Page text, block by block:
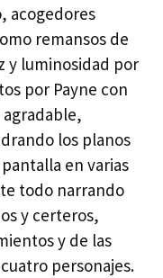
acogedores
remansos de
y luminosidad por
por Payne con
los planos
en varias
todo narrando
y certeros,
y de las
personajes.